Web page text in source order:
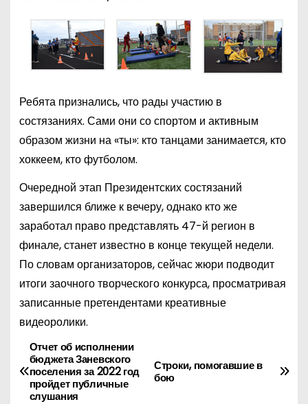
Ребята признались, что рады участию в
состязаниях. Сами они со спортом и активным
образом жизни на «ты»: кто танцами занимается, кто
хоккеем, кто футболом.
Очередной этап Президентских состязаний
завершился ближе к вечеру, однако кто же
заработал право представлять 47-й регион в
финале, станет известно в конце текущей недели.
По словам организаторов, сейчас жюри подводит
итоги заочного творческого конкурса, просматривая
записанные претендентами креативные
видеоролики.
Н
а
Строки, помогавшие в
бою
Отчет об исполнении
бюджета Заневского
поселения за 2022 год
пройдет публичные
слушания